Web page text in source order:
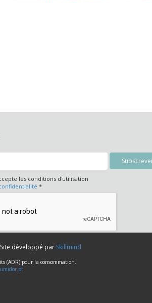
les conditions d'utilisation
*
développé par Skillmind
(ADR) pour la consommation.